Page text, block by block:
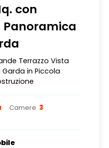
con
Panoramica
Terrazzo Vista
in Piccola
Camere 3